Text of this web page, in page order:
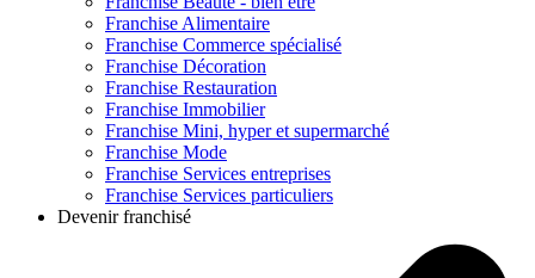
Franchise Alimentaire
Franchise Commerce spécialisé
Franchise Décoration
Franchise Restauration
Franchise Immobilier
Franchise Mini, hyper et supermarché
Franchise Mode
Franchise Services entreprises
Franchise Services particuliers
Devenir franchisé